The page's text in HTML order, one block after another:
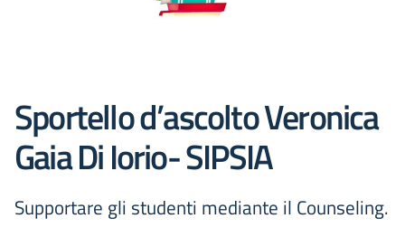
Sportello d’ascolto Veronica
Gaia Di Iorio- SIPSIA
Supportare gli studenti mediante il Counseling.